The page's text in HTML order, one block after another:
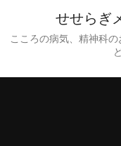
せせらぎ
こころの病気、精神科